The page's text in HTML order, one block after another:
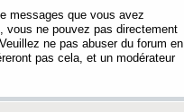
messages que vous avez
vous ne pouvez pas directement
ne pas abuser du forum en
pas cela, et un modérateur